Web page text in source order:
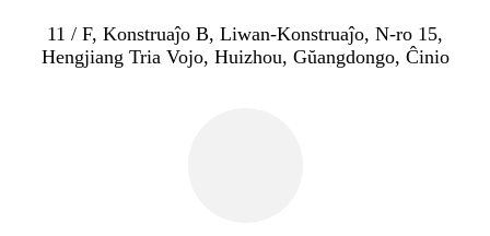
11 / F, Konstruaĵo B, Liwan-Konstruaĵo, N-ro 15,
Hengjiang Tria Vojo, Huizhou, Gŭangdongo, Ĉinio